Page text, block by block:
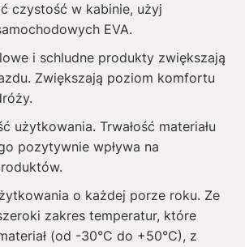
czystość w kabinie, użyj
EVA.
i schludne produkty zwiększają
Zwiększają poziom komfortu
użytkowania. Trwałość materiału
pozytywnie wpływa na
o każdej porze roku. Ze
zakres temperatur, które
(od -30°C do +50°C), z